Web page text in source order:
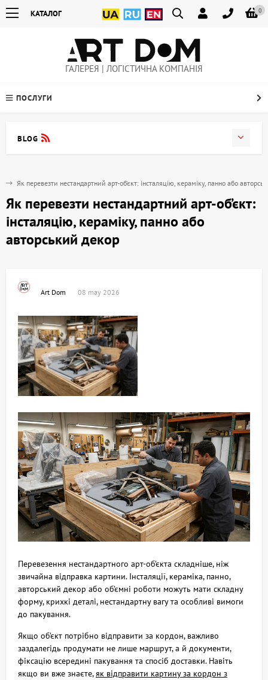
0
КАТАЛОГ
ГАЛЕРЕЯ | ЛОГІСТИЧНА КОМПАНІЯ
ПОСЛУГИ
Як перевезти нестандартний арт-об’єкт: інсталяцію, кераміку, панно або
Як перевезти нестандартний арт-об’єкт:
інсталяцію, кераміку, панно або
авторський декор
Art Dom 08 may 2026
Перевезення нестандартного арт-об’єкта складніше, ніж
звичайна відправка картини. Інсталяції, кераміка, панно,
авторський декор або об’ємні роботи можуть мати складну
форму, крихкі деталі, нестандартну вагу та особливі вимоги
до пакування.
Якщо об’єкт потрібно відправити за кордон, важливо
заздалегідь продумати не лише маршрут, а й документи,
фіксацію всередині пакування та спосіб доставки. Навіть
якщо ви вже знаєте,як відправити картину за кордон з
BLOG